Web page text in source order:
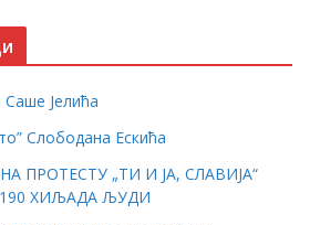
Јелића
Слободана Ескића
НА ПРОТЕСТУ „ТИ И ЈА, СЛАВИЈА“
ХИЉАДА ЉУДИ